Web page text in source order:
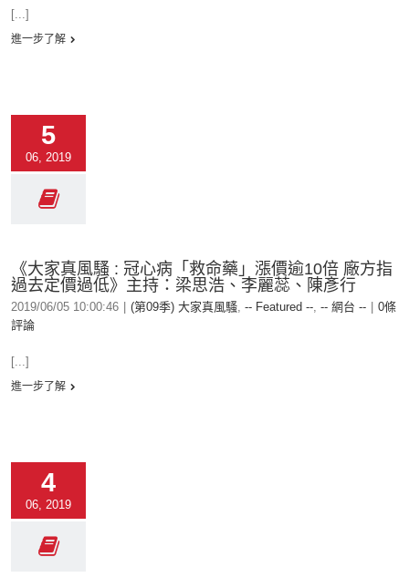
[...]
進一步了解
5
06, 2019
《大家真風騷 : 冠心病「救命藥」漲價逾10倍 廠方指
過去定價過低》主持：梁思浩、李麗蕊、陳彥行
2019/06/05 10:00:46 (第09季) 大家真風騷, -- Featured --, -- 網台 --
0條
評論
[...]
進一步了解
4
06, 2019